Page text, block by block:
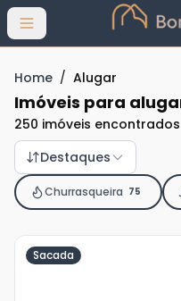
Abrir menu
Home / Alugar
Imóveis para
250 imóveis encontrados
Destaques
Churrasqueira 75
Sacada